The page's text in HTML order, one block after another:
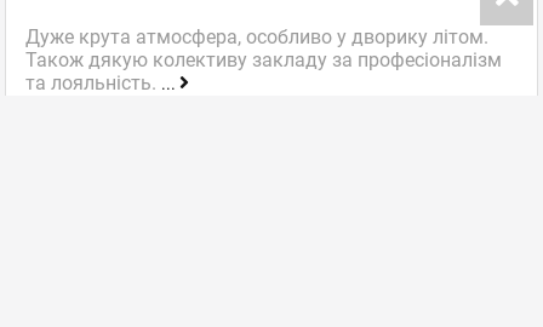
Дуже крута атмосфера, особливо у дворику літом.
Також дякую колективу закладу за професіоналізм
та лояльність. ...